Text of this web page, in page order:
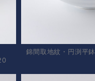
錦間取地紋・円渕平鉢